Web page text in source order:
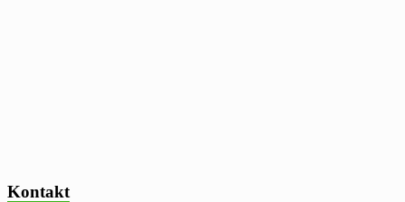
Kontakt